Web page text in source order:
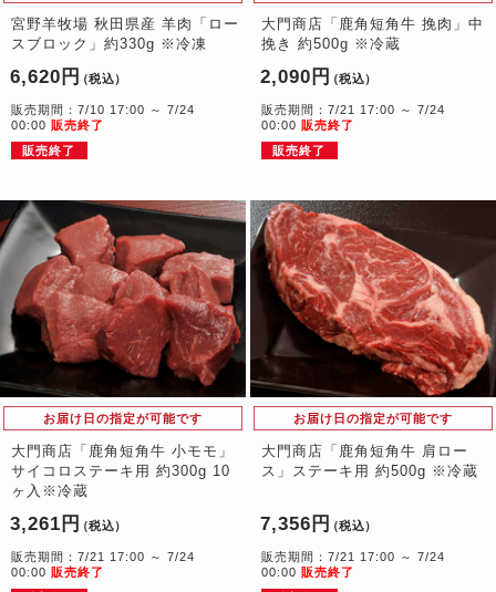
宮野羊牧場 秋田県産 羊肉「ロー
スブロック」約330g ※冷凍
6,620円 （税込）
販売期間：7/10 17:00 ～ 7/24
00:00 販売終了
販売終了
大門商店「鹿角短角牛 挽肉」中
挽き 約500g ※冷蔵
2,090円 （税込）
販売期間：7/21 17:00 ～ 7/24
00:00 販売終了
販売終了
お届け日の指定が可能です
大門商店「鹿角短角牛 小モモ」
サイコロステーキ用 約300g 10
ヶ入※冷蔵
3,261円 （税込）
販売期間：7/21 17:00 ～ 7/24
00:00 販売終了
お届け日の指定が可能です
大門商店「鹿角短角牛 肩ロー
ス」ステーキ用 約500g ※冷蔵
7,356円 （税込）
販売期間：7/21 17:00 ～ 7/24
00:00 販売終了